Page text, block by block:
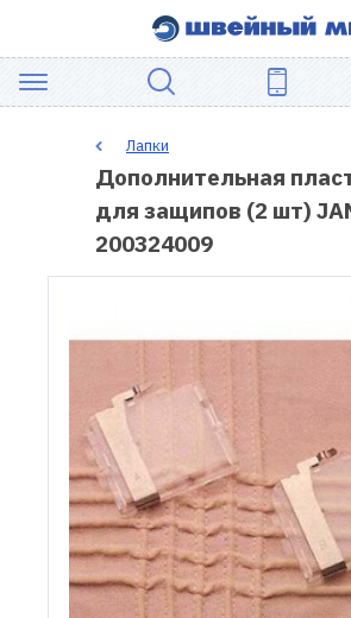
ШВЕЙНОЕ
ОБОРУДОВАНИЕ
ЗАПЧАСТИ
ШВЕЙНЫЕ
АКСЕССУАРЫ
УЦЕНКА
Доставка
Лапки
Дополнительная
для защипов (2 шт)
200324009